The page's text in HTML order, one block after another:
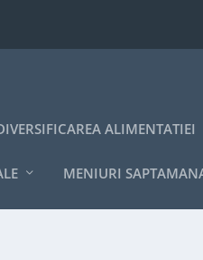
ALIMENTATIEI
MENIURI